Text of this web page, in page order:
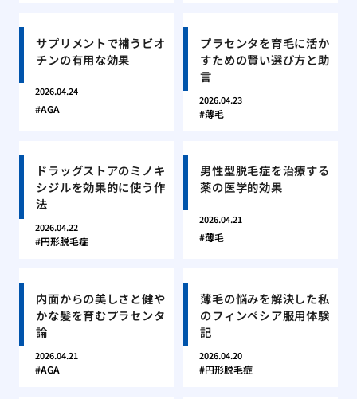
サプリメントで補うビオ
チンの有用な効果
2026.04.24
AGA
プラセンタを育毛に活か
すための賢い選び方と助
言
2026.04.23
薄毛
ドラッグストアのミノキ
シジルを効果的に使う作
法
2026.04.22
円形脱毛症
男性型脱毛症を治療する
薬の医学的効果
2026.04.21
薄毛
内面からの美しさと健や
かな髪を育むプラセンタ
論
2026.04.21
AGA
薄毛の悩みを解決した私
のフィンペシア服用体験
記
2026.04.20
円形脱毛症